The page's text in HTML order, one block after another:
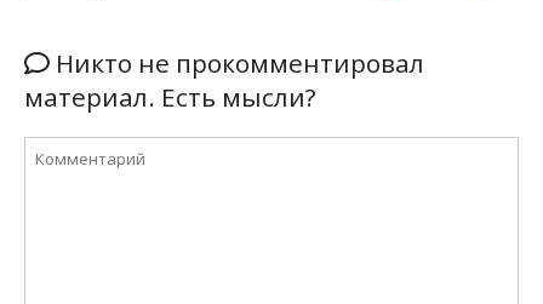
Никто не прокомментировал
материал. Есть мысли?